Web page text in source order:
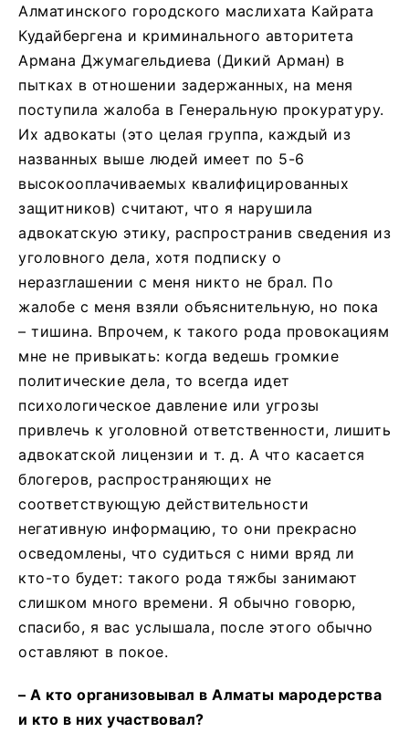
Алматинского городского маслихата Кайрата
Кудайбергена и криминального авторитета
Армана Джумагельдиева (Дикий Арман) в
пытках в отношении задержанных, на меня
поступила жалоба в Генеральную прокуратуру.
Их адвокаты (это целая группа, каждый из
названных выше людей имеет по 5-6
высокооплачиваемых квалифицированных
защитников) считают, что я нарушила
адвокатскую этику, распространив сведения из
уголовного дела, хотя подписку о
неразглашении с меня никто не брал. По
жалобе с меня взяли объяснительную, но пока
– тишина. Впрочем, к такого рода провокациям
мне не привыкать: когда ведешь громкие
политические дела, то всегда идет
психологическое давление или угрозы
привлечь к уголовной ответственности, лишить
адвокатской лицензии и т. д. А что касается
блогеров, распространяющих не
соответствующую действительности
негативную информацию, то они прекрасно
осведомлены, что судиться с ними вряд ли
кто-то будет: такого рода тяжбы занимают
слишком много времени. Я обычно говорю,
спасибо, я вас услышала, после этого обычно
оставляют в покое.
– А кто организовывал в Алматы мародерства
и кто в них участвовал?